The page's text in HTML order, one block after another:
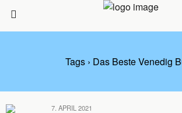
Tags › Das Beste Venedig
7. APRIL 2021